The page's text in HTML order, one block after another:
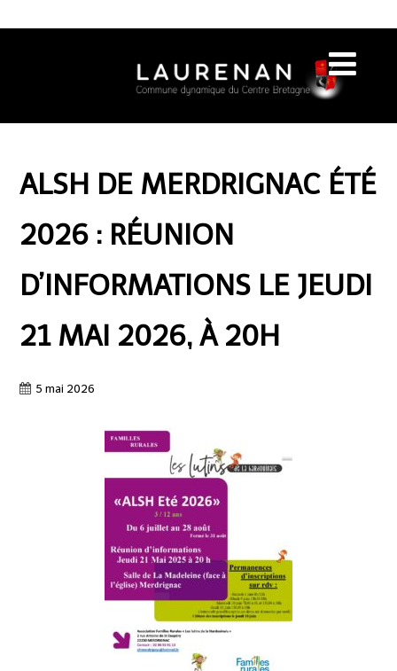
ALSH DE MERDRIGNAC ÉTÉ
2026 : RÉUNION
D’INFORMATIONS LE JEUDI
21 MAI 2026, À 20H
5 mai 2026